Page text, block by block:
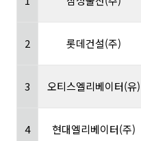
2 롯데건설(주)
3 오티스엘리베이터(유)
4 현대엘리베이터(주)